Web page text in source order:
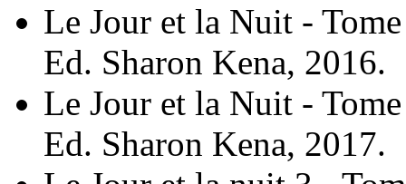
Le Jour et la Nuit -
Ed. Sharon Kena, 2016.
Le Jour et la Nuit -
Ed. Sharon Kena, 2017.